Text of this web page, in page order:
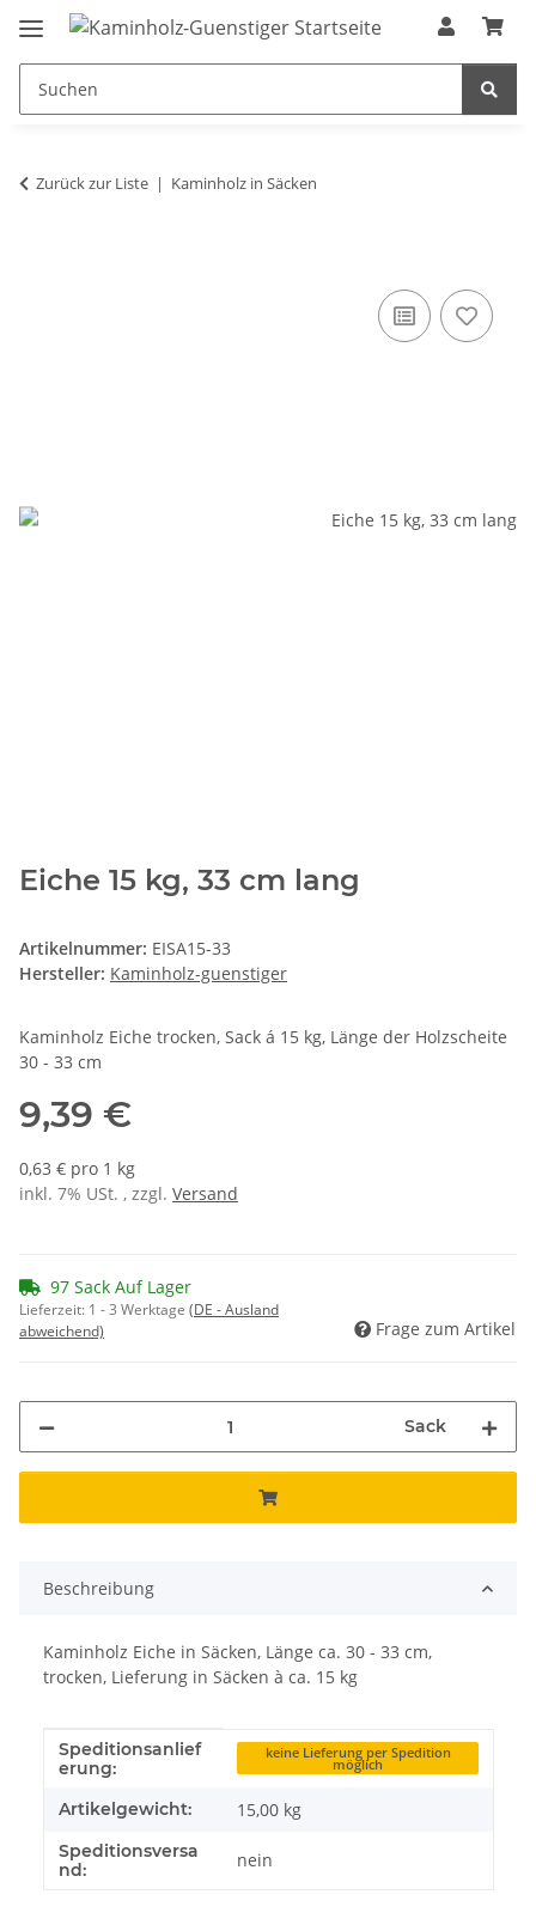
Zurück zur Liste Kaminholz in Säcken
Eiche 15 kg, 33 cm lang
Artikelnummer: EISA15-33
Hersteller: Kaminholz-guenstiger
Kaminholz Eiche trocken, Sack á 15 kg, Länge der Holzscheite
30 - 33 cm
9,39 €
0,63 € pro 1 kg
inkl. 7% USt. , zzgl. Versand
97 Sack Auf Lager
Lieferzeit: 1 - 3 Werktage (DE - Ausland
abweichend)
Frage zum Artikel
Sack
Beschreibung
Kaminholz Eiche in Säcken, Länge ca. 30 - 33 cm,
trocken, Lieferung in Säcken à ca. 15 kg
Produkteigenschaft
Wert
Speditionsanlief
erung:
keine Lieferung per Spedition
möglich
Artikelgewicht: 15,00 kg
Speditionsversa
nd:
nein